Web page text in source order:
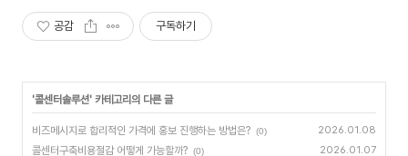
공감 구독하기
'콜센터솔루션' 카테고리의 다른 글
비즈메시지로 합리적인 가격에 홍보 진행하는 방법은? (0) 2026.01.08
콜센터구축비용절감 어떻게 가능할까? (0) 2026.01.07